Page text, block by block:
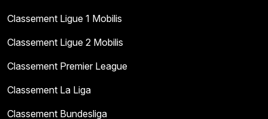
Classement Ligue 1 Mobilis
Classement Ligue 2 Mobilis
Classement Premier League
Classement La Liga
Classement Bundesliga